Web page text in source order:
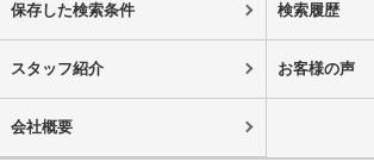
保存した検索条件 検索履歴
スタッフ紹介 お客様の声
会社概要